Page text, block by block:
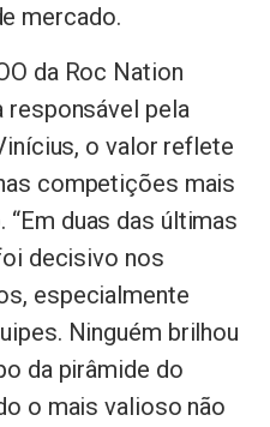
mercado.
da Roc Nation
responsável pela
o valor reflete
competições mais
duas das últimas
decisivo nos
especialmente
Ninguém brilhou
da pirâmide do
o mais valioso não